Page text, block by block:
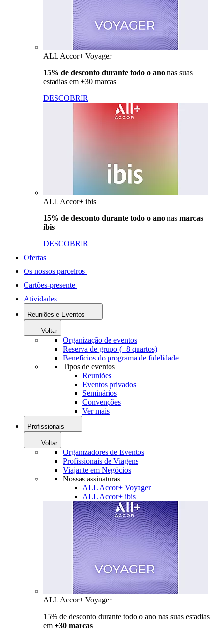
ALL Accor+ Voyager
15% de desconto durante todo o ano nas suas
estadias em +30 marcas
DESCOBRIR
ALL Accor+ ibis
15% de desconto durante todo o ano nas marcas
ibis
DESCOBRIR
Ofertas
Os nossos parceiros
Cartões-presente
Atividades
Reuniões e Eventos
Voltar
Organização de eventos
Reserva de grupo (+8 quartos)
Benefícios do programa de fidelidade
Tipos de eventos
Reuniões
Eventos privados
Seminários
Convenções
Ver mais
Profissionais
Voltar
Organizadores de Eventos
Profissionais de Viagens
Viajante em Negócios
Nossas assinaturas
ALL Accor+ Voyager
ALL Accor+ ibis
ALL Accor+ Voyager
15% de desconto durante todo o ano nas suas estadias
em +30 marcas